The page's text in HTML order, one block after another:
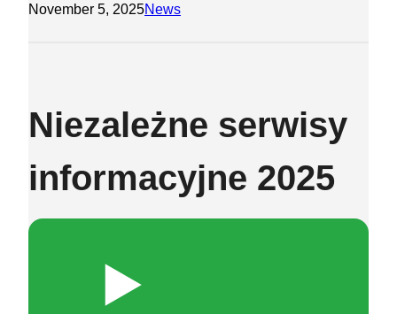
November 5, 2025News
Niezależne serwisy
informacyjne 2025
▶️